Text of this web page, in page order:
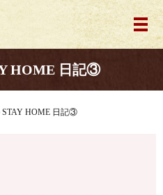
メ
HOME 日記③
STAY HOME 日記③